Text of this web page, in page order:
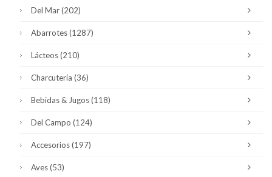
Del Mar(202)
Abarrotes(1287)
Lácteos(210)
Charcutería (36)
Bebidas & Jugos(118)
Del Campo (124)
Accesorios(197)
Aves(53)